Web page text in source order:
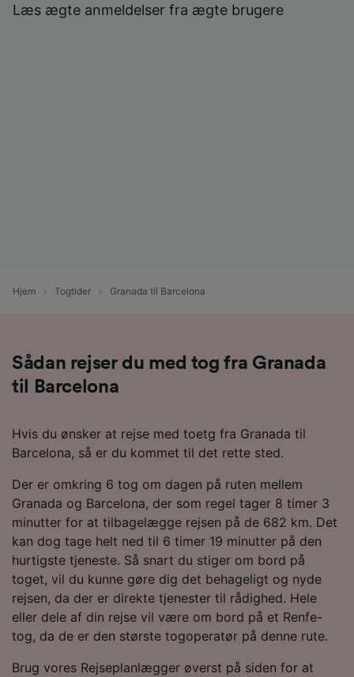
Læs ægte anmeldelser fra ægte brugere
Hjem Togtider Granada til Barcelona
Sådan rejser du med tog fra Granada
til Barcelona
Hvis du ønsker at rejse med toetg fra Granada til
Barcelona, så er du kommet til det rette sted.
Der er omkring 6 tog om dagen på ruten mellem
Granada og Barcelona, der som regel tager 8 timer 3
minutter for at tilbagelægge rejsen på de 682 km. Det
kan dog tage helt ned til 6 timer 19 minutter på den
hurtigste tjeneste. Så snart du stiger om bord på
toget, vil du kunne gøre dig det behageligt og nyde
rejsen, da der er direkte tjenester til rådighed. Hele
eller dele af din rejse vil være om bord på et Renfe-
tog, da de er den største togoperatør på denne rute.
Brug vores Rejseplanlægger øverst på siden for at